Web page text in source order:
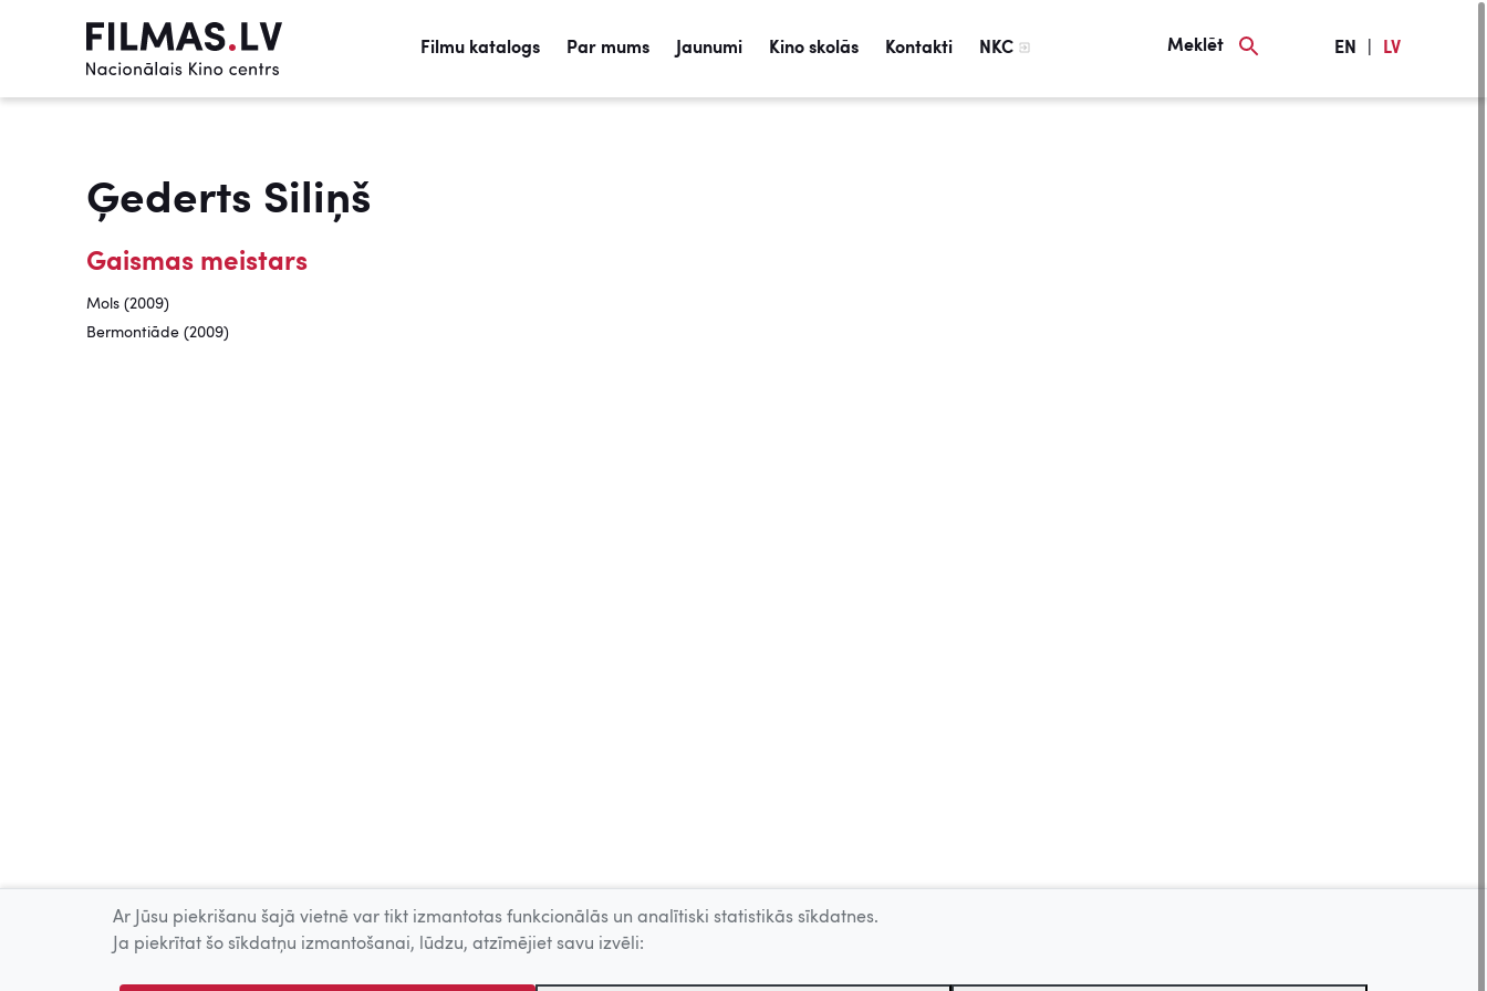
Filmu katalogs Par mums Jaunumi Kino skolās Kontakti NKC Meklēt EN LV
Ģederts Siliņš
Gaismas meistars
Mols (2009)
Bermontiāde (2009)
Ar Jūsu piekrišanu šajā vietnē var tikt izmantotas funkcionālās un analītiski statistikās sīkdatnes.
Ja piekrītat šo sīkdatņu izmantošanai, lūdzu, atzīmējiet savu izvēli: